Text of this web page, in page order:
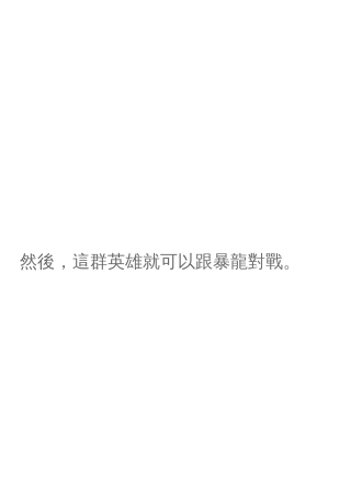
然後，這群英雄就可以跟暴龍對戰。